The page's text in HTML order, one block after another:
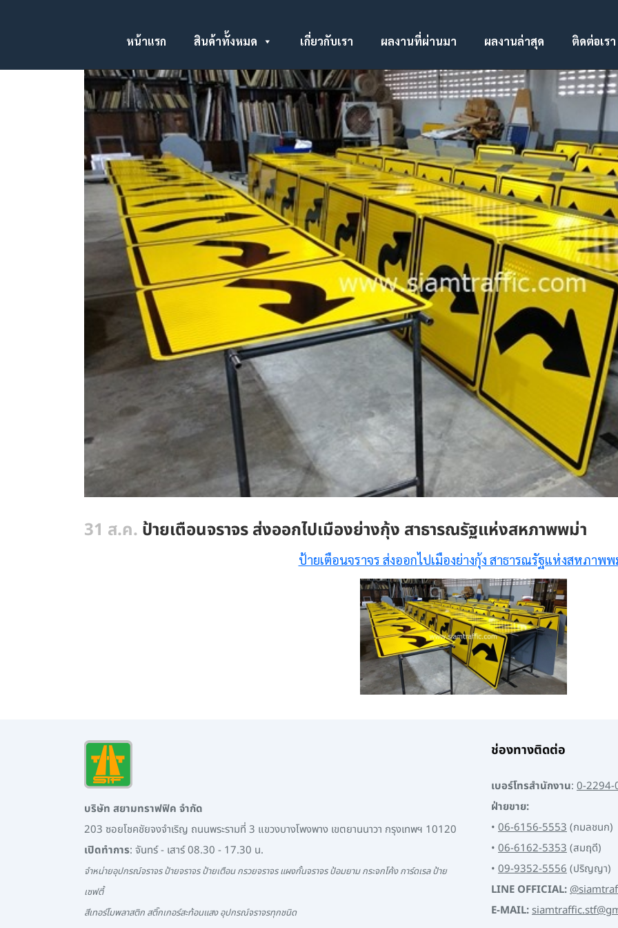
หน้าแรก สินค้าทั้งหมด เกี่ยวกับเรา ผลงานที่ผ่านมา ผลงานล่าสุด ติดต่อเรา
31 ส.ค. ป้ายเตือนจราจร ส่งออกไปเมืองย่างกุ้ง สาธารณรัฐแห่งสหภาพพม่า
ป้ายเตือนจราจร ส่งออกไปเมืองย่างกุ้ง สาธารณรัฐแห่งสหภาพพ
บริษัท สยามทราฟฟิค จำกัด
203 ซอยโชคชัยจงจำเริญ ถนนพระรามที่ 3 แขวงบางโพงพาง เขตยานนาวา กรุงเทพฯ 10120
เปิดทำการ: จันทร์ - เสาร์ 08.30 - 17.30 น.
จำหน่ายอุปกรณ์จราจร ป้ายจราจร ป้ายเตือน กรวยจราจร แผงกั้นจราจร ป้อมยาม กระจกโค้ง การ์ดเรล ป้าย
เซฟตี้
สีเทอร์โมพลาสติก สติ๊กเกอร์สะท้อนแสง อุปกรณ์จราจรทุกชนิด
ช่องทางติดต่อ
เบอร์โทรสำนักงาน: 0-
ฝ่ายขาย:
• 06-6156-5553(กมลชนก)
• 06-6162-5353(สมฤดี)
• 09-9352-5556(ปริญญา)
LINE OFFICIAL:
E-MAIL: